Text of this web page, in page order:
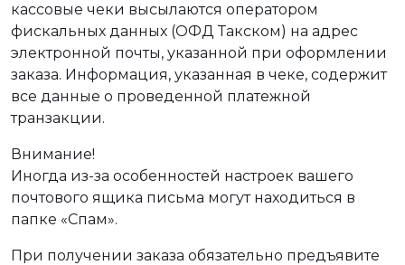
кассовые чеки высылаются оператором
фискальных данных (ОФД Такском) на адрес
электронной почты, указанной при оформлении
заказа. Информация, указанная в чеке, содержит
все данные о проведенной платежной
транзакции.
Внимание!
Иногда из-за особенностей настроек вашего
почтового ящика письма могут находиться в
папке «Спам».
При получении заказа обязательно предъявите